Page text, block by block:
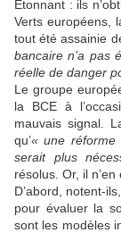
Étonnant : ils
Verts européens,
tout été assainie
bancaire n’a pas
réelle de danger
Le groupe
la BCE à
mauvais signal.
qu’« une réforme
serait plus
résolus. Or, il
D’abord, notent-
pour évaluer la
sont les modèles